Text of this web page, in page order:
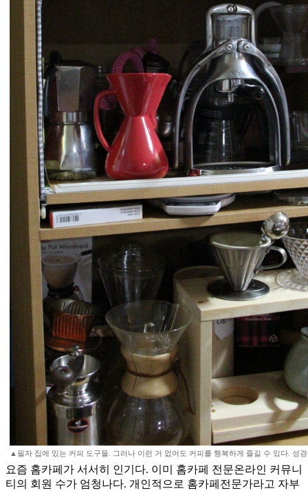
▲필자 집에 있는 커피 도구들. 그러나 이런 거 없어도 커피를 행복하게 즐길 수 있다. 성
요즘 홈카페가 서서히 인기다. 이미 홈카페 전문온라인 커뮤니
티의 회원 수가 엄청나다. 개인적으로 홈카페전문가라고 자부